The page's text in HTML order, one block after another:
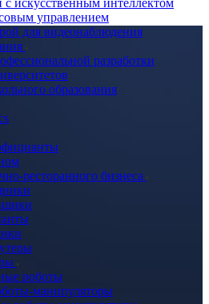
с искусственным интеллектом
управлением
для видеонаблюдения
разработки
образования
ресторанного бизнеса
роботы
манипуляторы